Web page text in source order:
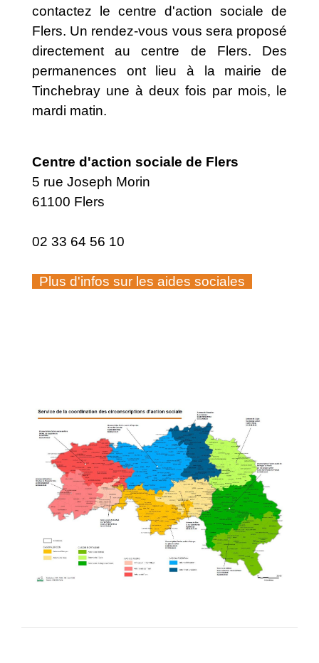
contactez le centre d'action sociale de
Flers. Un rendez-vous vous sera proposé
directement au centre de Flers. Des
permanences ont lieu à la mairie de
Tinchebray une à deux fois par mois, le
mardi matin.
Centre d'action sociale de Flers
5 rue Joseph Morin
61100 Flers
02 33 64 56 10
Plus d'infos sur les aides sociales